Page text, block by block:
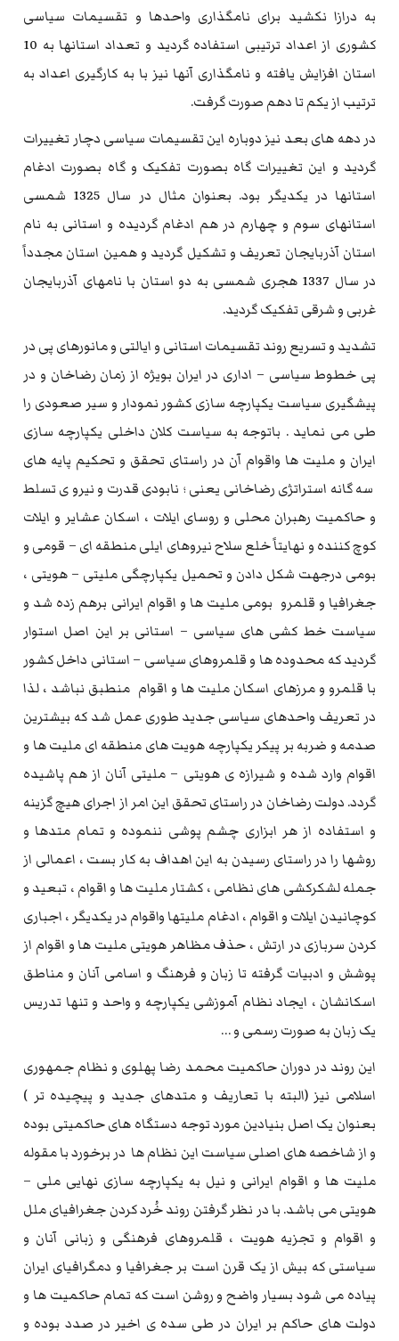
به درازا نکشید برای نامگذاری واحدها و تقسیمات سیاسی
کشوری از اعداد ترتیبی استفاده گردید و تعداد استانها به 10
استان افزایش یافته و نامگذاری آنها نیز با به کارگیری اعداد به
ترتیب از یکم تا دهم صورت گرفت.
در دهه های بعد نیز دوباره این تقسیمات سیاسی دچار تغییرات
گردید و این تغییرات گاه بصورت تفکیک و گاه بصورت ادغام
استانها در یکدیگر بود. بعنوان مثال در سال 1325 شمسی
استانهای سوم و چهارم در هم ادغام گردیده و استانی به نام
استان آذربایجان تعریف و تشکیل گردید و همین استان مجدداً
در سال 1337 هجری شمسی به دو استان با نامهای آذربایجان
غربی و شرقی تفکیک گردید.
تشدید و تسریع روند تقسیمات استانی و ایالتی و مانورهای پی در
پی خطوط سیاسی – اداری در ایران بویژه از زمان رضاخان و در
پیشگیری سیاست یکپارچه سازی کشور نمودار و سیر صعودی را
طی می نماید . باتوجه به سیاست کلان داخلی یکپارچه سازی
ایران و ملیت ها واقوام آن در راستای تحقق و تحکیم پایه های
سه گانه استراتژی رضاخانی یعنی ؛ نابودی قدرت و نیرو ی تسلط
و حاکمیت رهبران محلی و روسای ایلات ، اسکان عشایر و ایلات
کوچ کننده و نهایتاً خلع سلاح نیروهای ایلی منطقه ای – قومی و
بومی درجهت شکل دادن و تحمیل یکپارچگی ملیتی – هویتی ،
جغرافیا و قلمرو بومی ملیت ها و اقوام ایرانی برهم زده شد و
سیاست خط کشی های سیاسی – استانی بر این اصل استوار
گردید که محدوده ها و قلمروهای سیاسی – استانی داخل کشور
با قلمرو و مرزهای اسکان ملیت ها و اقوام منطبق نباشد ، لذا
در تعریف واحدهای سیاسی جدید طوری عمل شد که بیشترین
صدمه و ضربه بر پیکر یکپارچه هویت های منطقه ای ملیت ها و
اقوام وارد شده و شیرازه ی هویتی – ملیتی آنان از هم پاشیده
گردد. دولت رضاخان در راستای تحقق این امر از اجرای هیچ گزینه
و استفاده از هر ابزاری چشم پوشی ننموده و تمام متدها و
روشها را در راستای رسیدن به این اهداف به کار بست ، اعمالی از
جمله لشکرکشی های نظامی ، کشتار ملیت ها و اقوام ، تبعید و
کوچانیدن ایلات و اقوام ، ادغام ملیتها واقوام در یکدیگر ، اجباری
کردن سربازی در ارتش ، حذف مظاهر هویتی ملیت ها و اقوام از
پوشش و ادبیات گرفته تا زبان و فرهنگ و اسامی آنان و مناطق
اسکانشان ، ایجاد نظام آموزشی یکپارچه و واحد و تنها تدریس
یک زبان به صورت رسمی و …
این روند در دوران حاکمیت محمد رضا پهلوی و نظام جمهوری
اسلامی نیز (البته با تعاریف و متدهای جدید و پیچیده تر )
بعنوان یک اصل بنیادین مورد توجه دستگاه های حاکمیتی بوده
و از شاخصه های اصلی سیاست این نظام ها در برخورد با مقوله
ملیت ها و اقوام ایرانی و نیل به یکپارچه سازی نهایی ملی –
هویتی می باشد. با در نظر گرفتن روند خُرد کردن جغرافیای ملل
و اقوام و تجزیه هویت ، قلمروهای فرهنگی و زبانی آنان و
سیاستی که بیش از یک قرن است بر جغرافیا و دمگرافیای ایران
پیاده می شود بسیار واضح و روشن است که تمام حاکمیت ها و
دولت های حاکم بر ایران در طی سده ی اخیر در صدد بوده و